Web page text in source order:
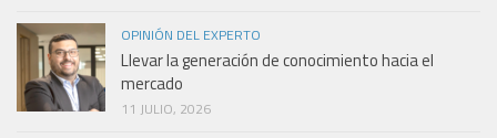
OPINIÓN DEL EXPERTO
Llevar la generación de conocimiento hacia el
mercado
11 JULIO, 2026